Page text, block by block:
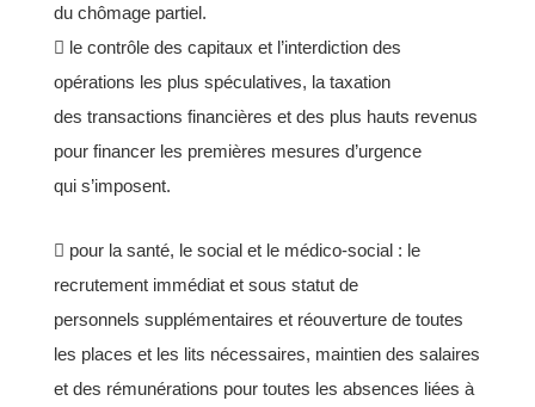
du chômage partiel.
 le contrôle des capitaux et l’interdiction des
opérations les plus spéculatives, la taxation
des transactions financières et des plus hauts revenus
pour financer les premières mesures d’urgence
qui s’imposent.
 pour la santé, le social et le médico-social : le
recrutement immédiat et sous statut de
personnels supplémentaires et réouverture de toutes
les places et les lits nécessaires, maintien des salaires
et des rémunérations pour toutes les absences liées à